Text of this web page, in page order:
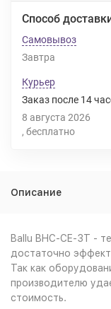
Способ
Самовывоз
Завтра
Курьер
Заказ после 14
8 августа 2026
Бесплатно
Описание
Ballu BHC-CE-3T -
достаточно
Так как
производителю
стоимость.